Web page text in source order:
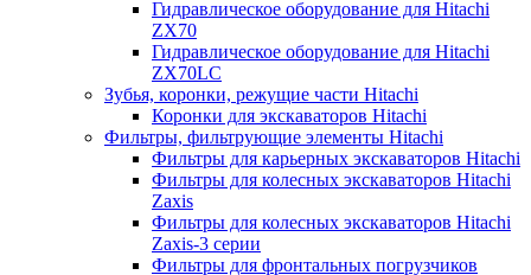
Гидравлическое оборудование для Hitachi
ZX70
Гидравлическое оборудование для Hitachi
ZX70LC
Зубья, коронки, режущие части Hitachi
Коронки для экскаваторов Hitachi
Фильтры, фильтрующие элементы Hitachi
Фильтры для карьерных экскаваторов Hitachi
Фильтры для колесных экскаваторов Hitachi
Zaxis
Фильтры для колесных экскаваторов Hitachi
Zaxis-3 серии
Фильтры для фронтальных погрузчиков